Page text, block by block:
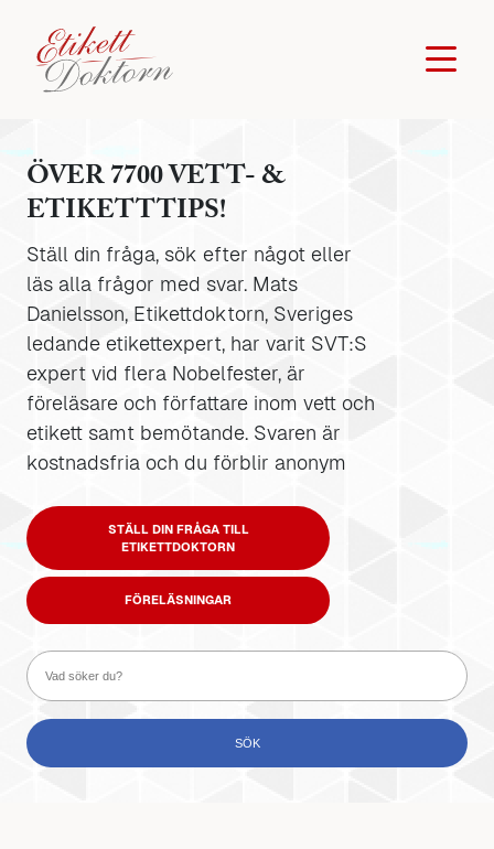
ÖVER 7700 VETT- &
ETIKETTTIPS!
Ställ din fråga, sök efter något eller
läs alla frågor med svar. Mats
Danielsson, Etikettdoktorn, Sveriges
ledande etikettexpert, har varit SVT:S
expert vid flera Nobelfester, är
föreläsare och författare inom vett och
etikett samt bemötande. Svaren är
kostnadsfria och du förblir anonym
STÄLL DIN FRÅGA TILL
ETIKETTDOKTORN
FÖRELÄSNINGAR